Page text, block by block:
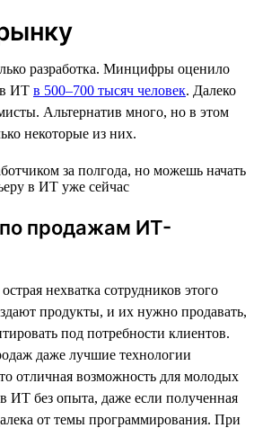
разработка. Минцифры оценило
в ИТ в 500–700 тысяч человек. Далеко
Альтернатив много, но в этом
некоторые из них.
продажам ИТ-
нехватка сотрудников этого
продукты, и их нужно продавать,
под потребности клиентов.
даже лучшие технологии
отличная возможность для молодых
ИТ без опыта, даже если полученная
от темы программирования. При